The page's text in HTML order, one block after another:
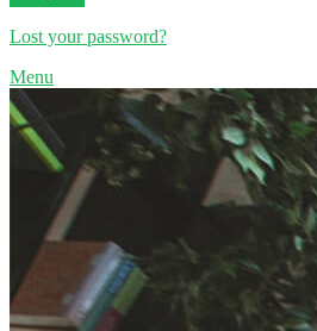
Lost your password?
Menu